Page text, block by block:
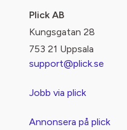
Plick AB
Kungsgatan 28
753 21 Uppsala
support@plick.se
Jobb via plick
Annonsera på plick